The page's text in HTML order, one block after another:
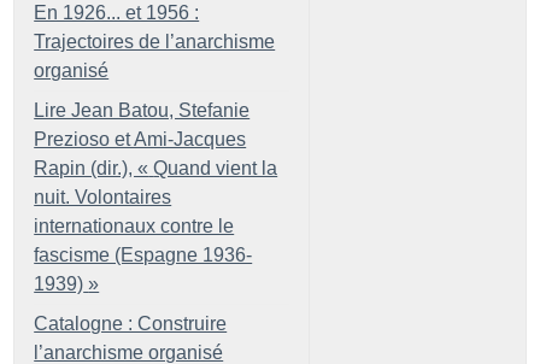
En 1926... et 1956 :
Trajectoires de l’anarchisme
organisé
Lire Jean Batou, Stefanie
Prezioso et Ami-Jacques
Rapin (dir.), « Quand vient la
nuit. Volontaires
internationaux contre le
fascisme (Espagne 1936-
1939) »
Catalogne : Construire
l’anarchisme organisé